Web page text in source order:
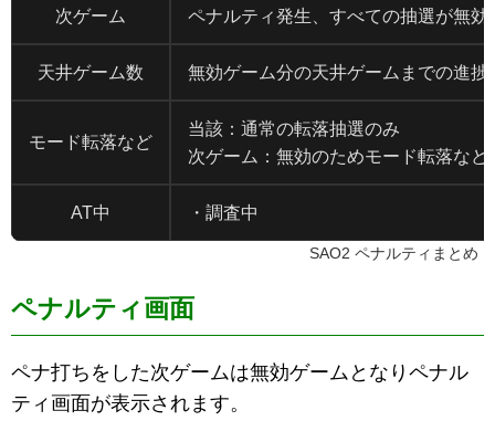
次ゲーム ペナルティ発生、すべての抽選が無効
天井ゲーム数 無効ゲーム分の天井ゲームまでの進捗
モード転落など
当該：通常の転落抽選のみ
次ゲーム：無効のためモード転落など
AT中 ・調査中
SAO2 ペナルティまとめ
ペナルティ画面
ペナ打ちをした次ゲームは無効ゲームとなりペナル
ティ画面が表示されます。